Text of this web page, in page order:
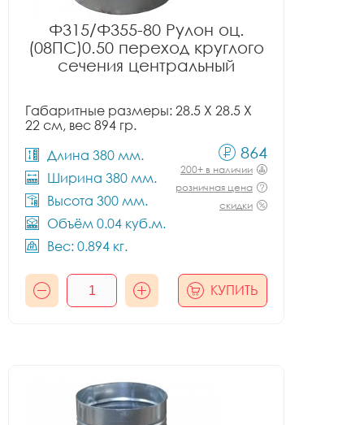
Ф315/Ф355-80 Рулон оц.
(08ПС)0.50 переход круглого
сечения центральный
Габаритные размеры: 28.5 X 28.5 X
22 см, вес 894 гр.
Длина 380 мм.
Ширина 380 мм.
Высота 300 мм.
Объём 0.04 куб.м.
Вес: 0.894 кг.
864
200+ в наличии
розничная цена
скидки
КУПИТЬ